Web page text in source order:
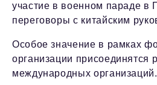
участие в военном параде в
переговоры с китайским
Особое значение в рамках
организации присоединятся
международных